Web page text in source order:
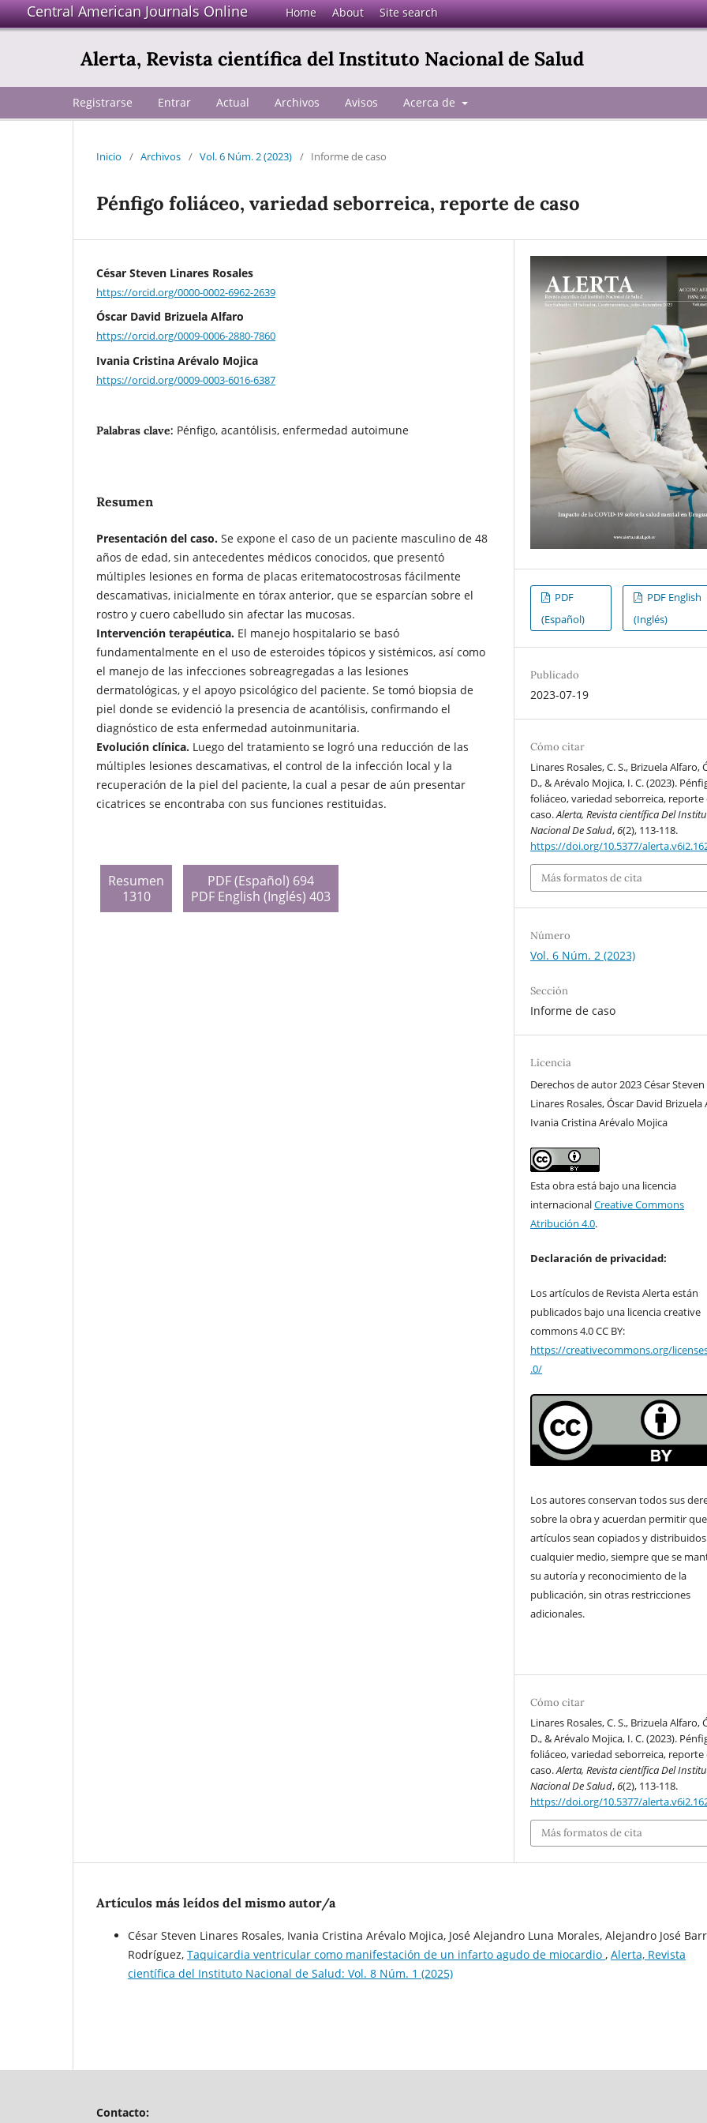
Central American Journals Online Home About Site search
Alerta, Revista científica del Instituto Nacional de Salud
Registrarse Entrar Actual Archivos Avisos Acerca de
Inicio / Archivos / Vol. 6 Núm. 2 (2023) / Informe de caso
Pénfigo foliáceo, variedad seborreica, reporte de caso
César Steven Linares Rosales
https://orcid.org/0000-0002-6962-2639
Óscar David Brizuela Alfaro
https://orcid.org/0009-0006-2880-7860
Ivania Cristina Arévalo Mojica
https://orcid.org/0009-0003-6016-6387
Palabras clave: Pénfigo, acantólisis, enfermedad autoimune
Resumen
Presentación del caso. Se expone el caso de un paciente masculino de 48
años de edad, sin antecedentes médicos conocidos, que presentó
múltiples lesiones en forma de placas eritematocostrosas fácilmente
descamativas, inicialmente en tórax anterior, que se esparcían sobre el
rostro y cuero cabelludo sin afectar las mucosas.
Intervención terapéutica. El manejo hospitalario se basó
fundamentalmente en el uso de esteroides tópicos y sistémicos, así como
el manejo de las infecciones sobreagregadas a las lesiones
dermatológicas, y el apoyo psicológico del paciente. Se tomó biopsia de
piel donde se evidenció la presencia de acantólisis, confirmando el
diagnóstico de esta enfermedad autoinmunitaria.
Evolución clínica. Luego del tratamiento se logró una reducción de las
múltiples lesiones descamativas, el control de la infección local y la
recuperación de la piel del paciente, la cual a pesar de aún presentar
cicatrices se encontraba con sus funciones restituidas.
Resumen
1310
PDF (Español) 694
PDF English (Inglés) 403
PDF
(Español)
PDF English
(Inglés)
Publicado
2023-07-19
Cómo citar
Linares Rosales, C. S., Brizuela Alfaro,
D., & Arévalo Mojica, I. C. (2023).
foliáceo, variedad seborreica, reporte
caso.Alerta, Revista científica Del
Nacional De Salud,6(2), 113-118.
https://doi.org/10.5377/
Más formatos de cita
Número
Vol. 6 Núm. 2 (2023)
Sección
Informe de caso
Licencia
Derechos de autor 2023 César Steven
Linares Rosales, Óscar David Brizuela
Ivania Cristina Arévalo Mojica
Esta obra está bajo una licencia
internacionalCreative Commons
Atribución 4.0.
Declaración de privacidad:
Los artículos de Revista Alerta están
publicados bajo una licencia creative
commons 4.0 CC BY:
https://creativecommons.org/
.0/
Los autores conservan todos sus
sobre la obra y acuerdan permitir
artículos sean copiados y
cualquier medio, siempre que se
su autoría y reconocimiento de la
publicación, sin otras restricciones
adicionales.
Cómo citar
Linares Rosales, C. S., Brizuela Alfaro,
D., & Arévalo Mojica, I. C. (2023).
foliáceo, variedad seborreica, reporte
caso.Alerta, Revista científica Del
Nacional De Salud,6(2), 113-118.
https://doi.org/10.5377/
Más formatos de cita
Artículos más leídos del mismo autor/a
César Steven Linares Rosales, Ivania Cristina Arévalo Mojica, José Alejandro Luna Morales, Alejandro José
Rodríguez, Taquicardia ventricular como manifestación de un infarto agudo de miocardio , Alerta, Revista
científica del Instituto Nacional de Salud: Vol. 8 Núm. 1 (2025)
Contacto: